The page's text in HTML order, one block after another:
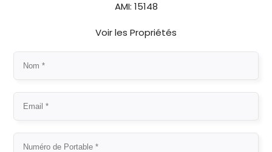
AMI: 15148
Voir les Propriétés